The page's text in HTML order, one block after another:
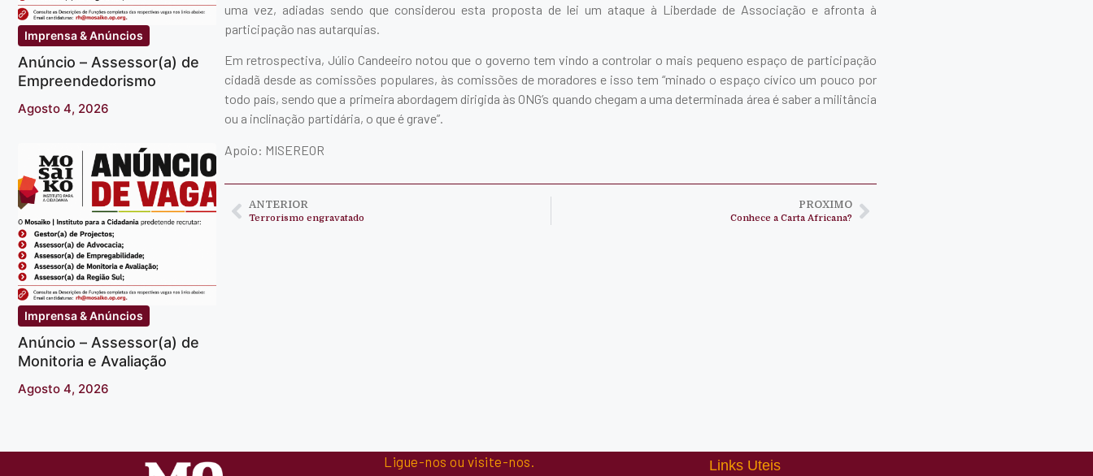
Imprensa & Anúncios
Anúncio – Assessor(a) de
Empreendedorismo
Agosto 4, 2026
Imprensa & Anúncios
Anúncio – Assessor(a) de
Monitoria e Avaliação
Agosto 4, 2026
uma vez, adiadas sendo que considerou esta proposta de lei um ataque à Liberdade de Associação e afronta à
participação nas autarquias.
Em retrospectiva, Júlio Candeeiro notou que o governo tem vindo a controlar o mais pequeno espaço de participação
cidadã desde as comissões populares, às comissões de moradores e isso tem “minado o espaço cívico um pouco por
todo país, sendo que a primeira abordagem dirigida às ONG’s quando chegam a uma determinada área é saber a militância
ou a inclinação partidária, o que é grave”.
Apoio: MISEREOR
ANTERIOR
Terrorismo engravatado
PROXIMO
Conhece a Carta Africana?
Ligue-nos ou visite-nos. Links Uteis